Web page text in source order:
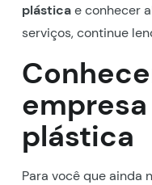
plásticae conhecer
serviços, continue
plástica
Para você que ainda